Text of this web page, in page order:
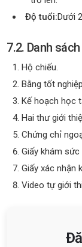
Độ tuổi:Dưới
7.2. Danh
Hộ chiếu.
Bằng tốt
Kế hoạch học
Hai thư giới
Chứng chỉ
Giấy khám sức
Giấy xác nhận
Video tự giới